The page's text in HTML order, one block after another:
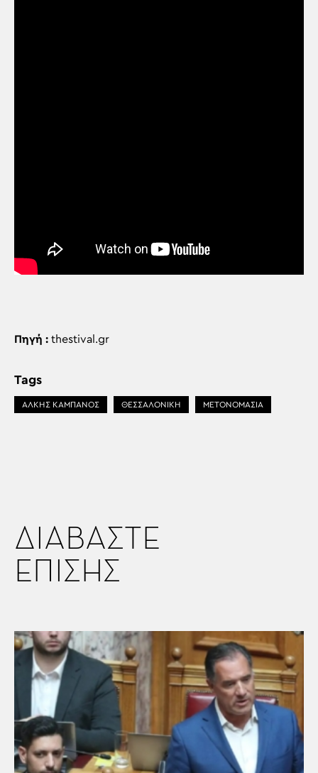
Πηγή : thestival.gr
Tags
ΑΛΚΗΣ ΚΑΜΠΑΝΟΣ ΘΕΣΣΑΛΟΝΙΚΗ ΜΕΤΟΝΟΜΑΣΙΑ
ΔΙΑΒΑΣΤΕ
ΕΠΙΣΗΣ